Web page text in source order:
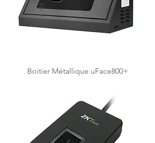
Boitier Métallique uFace800+